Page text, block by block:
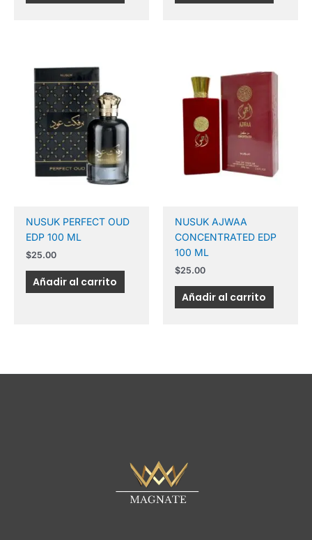
NUSUK PERFECT OUD
EDP 100 ML
$25.00
Añadir al carrito
NUSUK AJWAA
CONCENTRATED EDP
100 ML
$25.00
Añadir al carrito